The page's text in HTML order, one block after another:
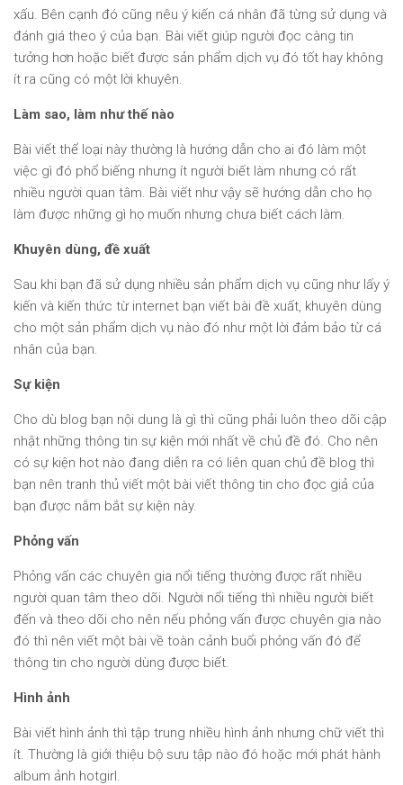
xấu. Bên cạnh đó cũng nêu ý kiến cá nhân đã từng sử dụng và
đánh giá theo ý của bạn. Bài viết giúp người đọc càng tin
tưởng hơn hoặc biết được sản phẩm dịch vụ đó tốt hay không
ít ra cũng có một lời khuyên.
Làm sao, làm như thế nào
Bài viết thể loại này thường là hướng dẫn cho ai đó làm một
việc gì đó phổ biếng nhưng ít người biết làm nhưng có rất
nhiều người quan tâm. Bài viết như vậy sẽ hướng dẫn cho họ
làm được những gì họ muốn nhưng chưa biết cách làm.
Khuyên dùng, đề xuất
Sau khi bạn đã sử dụng nhiều sản phẩm dịch vụ cũng như lấy ý
kiến và kiến thức từ internet bạn viết bài đề xuất, khuyên dùng
cho một sản phẩm dịch vụ nào đó như một lời đảm bảo từ cá
nhân của bạn.
Sự kiện
Cho dù blog bạn nội dung là gì thì cũng phải luôn theo dõi cập
nhật những thông tin sự kiện mới nhất về chủ đề đó. Cho nên
có sự kiện hot nào đang diễn ra có liên quan chủ đề blog thì
bạn nên tranh thủ viết một bài viết thông tin cho đọc giả của
bạn được nắm bắt sự kiện này.
Phỏng vấn
Phỏng vấn các chuyên gia nổi tiếng thường được rất nhiều
người quan tâm theo dõi. Người nổi tiếng thì nhiều người biết
đến và theo dõi cho nên nếu phỏng vấn được chuyên gia nào
đó thì nên viết một bài về toàn cảnh buổi phỏng vấn đó để
thông tin cho người dùng được biết.
Hình ảnh
Bài viết hình ảnh thì tập trung nhiều hình ảnh nhưng chữ viết thì
ít. Thường là giới thiệu bộ sưu tập nào đó hoặc mới phát hành
album ảnh hotgirl.